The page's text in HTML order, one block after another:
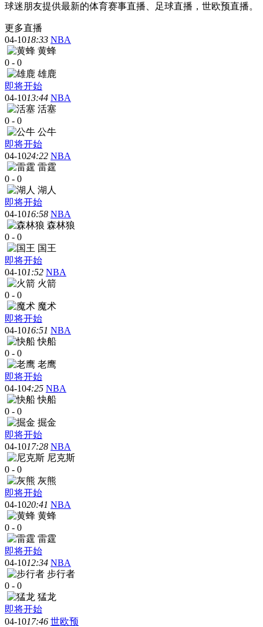
球迷朋友提供最新的体育赛事直播、足球直播，世欧预直播。
更多直播
04-1018:33 NBA
黄蜂
0 - 0
雄鹿
即将开始
04-1013:44 NBA
活塞
0 - 0
公牛
即将开始
04-1024:22 NBA
雷霆
0 - 0
湖人
即将开始
04-1016:58 NBA
森林狼
0 - 0
国王
即将开始
04-101:52 NBA
火箭
0 - 0
魔术
即将开始
04-1016:51 NBA
快船
0 - 0
老鹰
即将开始
04-104:25 NBA
快船
0 - 0
掘金
即将开始
04-1017:28 NBA
尼克斯
0 - 0
灰熊
即将开始
04-1020:41 NBA
黄蜂
0 - 0
雷霆
即将开始
04-1012:34 NBA
步行者
0 - 0
猛龙
即将开始
04-1017:46 世欧预